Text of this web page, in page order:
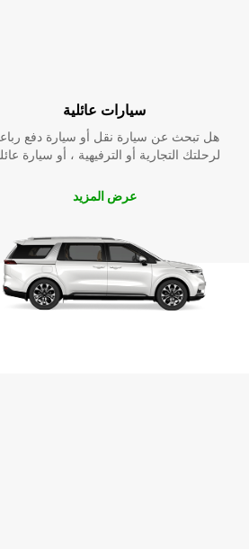
موقع سهل العثور عليه وسهل الوصول.
أسعار تنافسية وعروض خاصة للزبائن.
اتصل بنا اليوم لحجز سيارتك مع Europcar في ويندهوك
سيارات عائلية
هل تبحث عن سيارة نقل أو سيارة دفع
لرحلتك التجارية أو الترفيهية ، أو سيارة
عرض المزيد